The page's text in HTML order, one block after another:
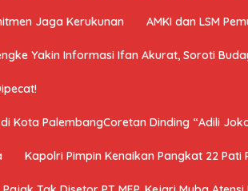
Jaga Kerukunan AMKI dan LSM
Yakin Informasi Ifan Akurat, Soroti
Kota PalembangCoretan Dinding “Adili
Kapolri Pimpin Kenaikan Pangkat 22 Pati